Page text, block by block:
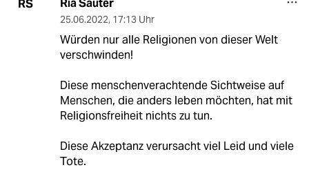
RS Ria Sauter
25.06.2022, 17:13 Uhr
Würden nur alle Religionen von dieser Welt
verschwinden!
Diese menschenverachtende Sichtweise auf
Menschen, die anders leben möchten, hat mit
Religionsfreiheit nichts zu tun.
Diese Akzeptanz verursacht viel Leid und viele
Tote.